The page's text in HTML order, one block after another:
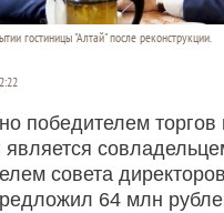
гостиницы "Алтай" после реконструкции.
победителем торгов
совета
64 млн